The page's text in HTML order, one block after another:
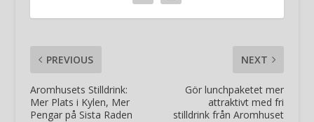
PREVIOUS
Aromhusets Stilldrink:
Mer Plats i Kylen, Mer
Pengar på Sista Raden
NEXT
Gör lunchpaketet mer
attraktivt med fri
stilldrink från Aromhuset